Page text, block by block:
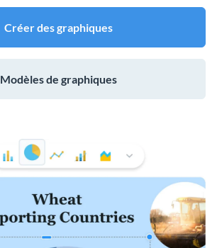
Créer des graphiques
Modèles de graphiques